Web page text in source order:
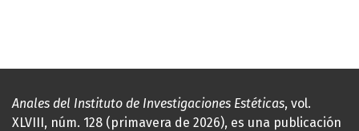
Anales del Instituto de Investigaciones Estéticas, vol.
XLVIII, núm. 128 (primavera de 2026), es una publicación